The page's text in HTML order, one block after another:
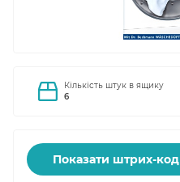
Кількість штук в ящику
6
Показати штрих-код